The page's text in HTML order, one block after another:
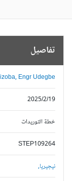
تفاصيل
Chizoba, Engr Udegbe;
2025/2/19
خطة التوريدات
STEP109264
نيجيريا,